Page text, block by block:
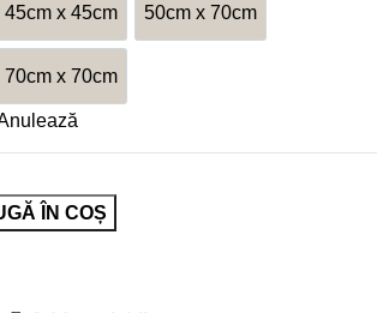
45cm x 45cm
45cm x 45cm
50cm x 70cm
50cm x 70cm
70cm x 70cm
70cm x 70cm
ÎN COȘ